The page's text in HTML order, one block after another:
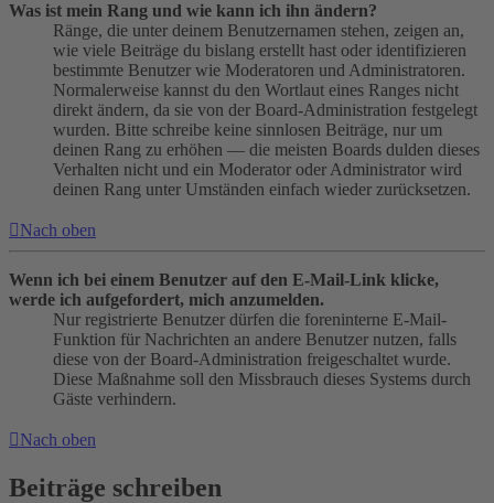
Was ist mein Rang und wie kann ich ihn ändern?
Ränge, die unter deinem Benutzernamen stehen, zeigen an,
wie viele Beiträge du bislang erstellt hast oder identifizieren
bestimmte Benutzer wie Moderatoren und Administratoren.
Normalerweise kannst du den Wortlaut eines Ranges nicht
direkt ändern, da sie von der Board-Administration festgelegt
wurden. Bitte schreibe keine sinnlosen Beiträge, nur um
deinen Rang zu erhöhen — die meisten Boards dulden dieses
Verhalten nicht und ein Moderator oder Administrator wird
deinen Rang unter Umständen einfach wieder zurücksetzen.
Nach oben
Wenn ich bei einem Benutzer auf den E-Mail-Link klicke,
werde ich aufgefordert, mich anzumelden.
Nur registrierte Benutzer dürfen die foreninterne E-Mail-
Funktion für Nachrichten an andere Benutzer nutzen, falls
diese von der Board-Administration freigeschaltet wurde.
Diese Maßnahme soll den Missbrauch dieses Systems durch
Gäste verhindern.
Nach oben
Beiträge schreiben